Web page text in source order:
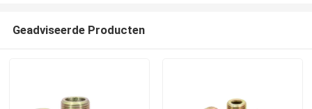
Geadviseerde Producten